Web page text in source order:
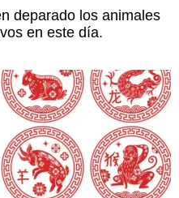
deparado los animales
en este día.